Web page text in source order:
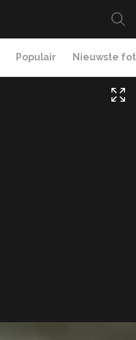
Populair Nieuwste